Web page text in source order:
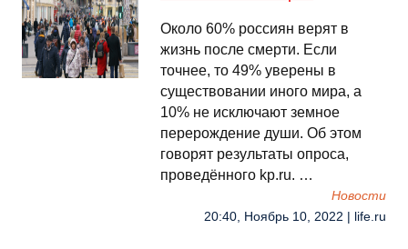
Около 60% россиян верят в
жизнь после смерти. Если
точнее, то 49% уверены в
существовании иного мира, а
10% не исключают земное
перерождение души. Об этом
говорят результаты опроса,
проведённого kp.ru. …
Новости
20:40, Ноябрь 10, 2022 | life.ru